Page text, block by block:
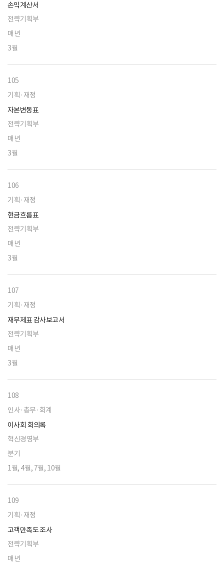
손익계산서
전략기획부
매년
3월
105
기획·재정
자본변동표
전략기획부
매년
3월
106
기획·재정
현금흐름표
전략기획부
매년
3월
107
기획·재정
재무제표 감사보고서
전략기획부
매년
3월
108
인사·총무·회계
이사회 회의록
혁신경영부
분기
1월, 4월, 7월, 10월
109
기획·재정
고객만족도 조사
전략기획부
매년